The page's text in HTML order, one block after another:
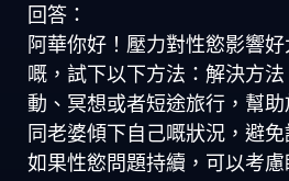
回答：
阿華你好！壓力對性慾影響
嘅，試下以下方法：解決方
動、冥想或者短途旅行，幫助
同老婆傾下自己嘅狀況，避
如果性慾問題持續，可以考